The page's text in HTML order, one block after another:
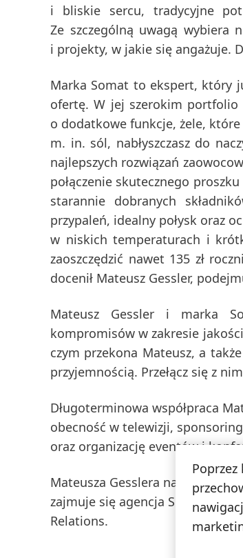
i bliskie sercu, tradycyjne
Ze szczególną uwagą wybiera
i projekty, w jakie się angażuje.
Marka Somat to ekspert, który
ofertę. W jej szerokim portfolio
o dodatkowe funkcje, żele,
m. in. sól, nabłyszczasz do
najlepszych rozwiązań
połączenie skutecznego
starannie dobranych
przypaleń, idealny połysk oraz
w niskich temperaturach i
zaoszczędzić nawet 135 zł
docenił Mateusz Gessler,
Mateusz Gessler i marka
kompromisów w zakresie
czym przekona Mateusz, a
przyjemnością. Przełącz się z
Długoterminowa współpraca
obecność w telewizji,
oraz organizację eventów i
Mateusza Gesslera na
zajmuje się agencja Spark
Relations.